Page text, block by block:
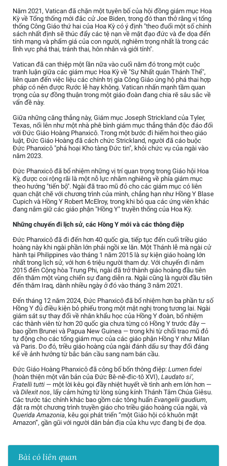
Năm 2021, Vatican đã chặn một tuyên bố của hội đồng giám mục Hoa
Kỳ về Tổng thống mới đắc cử Joe Biden, trong đó than thở rằng vị tổng
thống Công Giáo thứ hai của Hoa Kỳ có ý định "theo đuổi một số chính
sách nhất định sẽ thúc đẩy các tệ nạn về mặt đạo đức và đe dọa đến
tính mạng và phẩm giá của con người, nghiêm trọng nhất là trong các
lĩnh vực phá thai, tránh thai, hôn nhân và giới tính".
Vatican đã can thiệp một lần nữa vào cuối năm đó trong một cuộc
tranh luận giữa các giám mục Hoa Kỳ về "Sự Nhất quán Thánh Thể",
liên quan đến việc liệu các chính trị gia Công Giáo ủng hộ phá thai hợp
pháp có nên được Rước lễ hay không. Vatican nhấn mạnh tầm quan
trọng của sự đồng thuận trong một giáo đoàn đang chia rẽ sâu sắc về
vấn đề này.
Giữa những căng thẳng này, Giám mục Joseph Strickland của Tyler,
Texas, nổi lên như một nhà phê bình giám mục thẳng thắn độc đáo đối
với Đức Giáo Hoàng Phanxicô. Trong một bước đi hiếm hoi theo giáo
luật, Đức Giáo Hoàng đã cách chức Strickland, người đã cáo buộc
Đức Phanxicô "phá hoại Kho tàng Đức tin", khỏi chức vụ của ngài vào
năm 2023.
Đức Phanxicô đã bổ nhiệm những vị trí quan trọng trong Giáo hội Hoa
Kỳ, được coi rộng rãi là một nỗ lực nhằm nghiêng về phía giám mục
theo hướng "tiến bộ". Ngài đã trao mũ đỏ cho các giám mục có liên
quan chặt chẽ với chương trình của mình, chẳng hạn như Hồng Y Blase
Cupich và Hồng Y Robert McElroy, trong khi bỏ qua các ứng viên khác
đang nắm giữ các giáo phận "Hồng Y" truyền thống của Hoa Kỳ.
Những chuyến đi lịch sử, các Hồng Y mới và các thông điệp
Đức Phanxicô đã đi đến hơn 40 quốc gia, tiếp tục đến cuối triều giáo
hoàng này khi ngài phần lớn phải ngồi xe lăn. Một Thánh lễ mà ngài cử
hành tại Philippines vào tháng 1 năm 2015 là sự kiện giáo hoàng lớn
nhất trong lịch sử, với hơn 6 triệu người tham dự. Với chuyến đi năm
2015 đến Cộng hòa Trung Phi, ngài đã trở thành giáo hoàng đầu tiên
đến thăm một vùng chiến sự đang diễn ra. Ngài cũng là người đầu tiên
đến thăm Iraq, dành nhiều ngày ở đó vào tháng 3 năm 2021.
Đến tháng 12 năm 2024, Đức Phanxicô đã bổ nhiệm hơn ba phần tư số
Hồng Y đủ điều kiện bỏ phiếu trong một mật nghị trong tương lai. Ngài
giám sát sự thay đổi về nhân khẩu học của Hồng Y đoàn, bổ nhiệm
các thành viên từ hơn 20 quốc gia chưa từng có Hồng Y trước đây —
bao gồm Brunei và Papua New Guinea — trong khi từ chối trao mũ đỏ
tự động cho các tổng giám mục của các giáo phận Hồng Y như Milan
và Paris. Do đó, triều giáo hoàng của ngài đánh dấu sự thay đổi đáng
kể về ảnh hưởng từ bắc bán cầu sang nam bán cầu.
Đức Giáo Hoàng Phanxicô đã công bố bốn thông điệp: Lumen fidei
(hoàn thiện một văn bản của Đức Bê-nê-đic-tô XVI), Laudato si’,
Fratelli tutti — một lời kêu gọi đầy nhiệt huyết về tình anh em lớn hơn —
và Dilexit nos, lấy cảm hứng từ lòng sùng kính Thánh Tâm Chúa Giêsu.
Các trước tác chính khác bao gồm các tông huấn Evangelii gaudium,
đặt ra một chương trình truyền giáo cho triều giáo hoàng của ngài, và
Querida Amazonia, kêu gọi phát triển “một Giáo hội có khuôn mặt
Amazon”, gần gũi với người dân bản địa của khu vực đang bị đe dọa.
Bài có liên quan